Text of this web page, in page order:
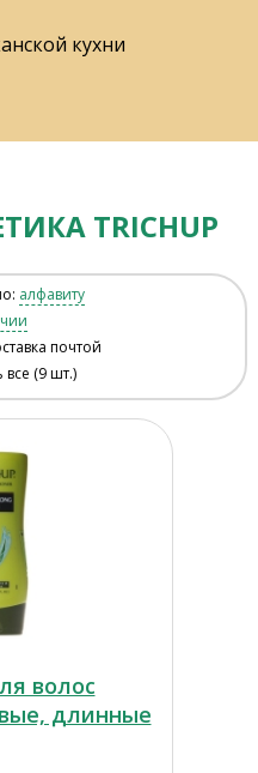
кухни
TRICHUP
алфавиту
почтой
все (9 шт.)
волос
длинные